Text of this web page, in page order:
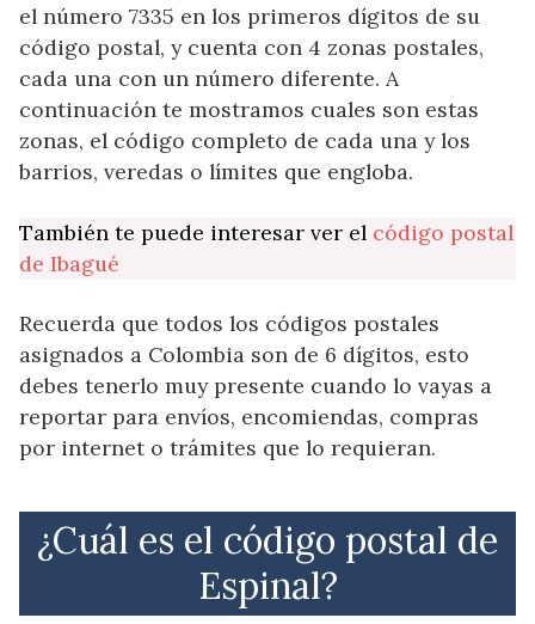
el número 7335 en los primeros dígitos de su
código postal, y cuenta con 4 zonas postales,
cada una con un número diferente. A
continuación te mostramos cuales son estas
zonas, el código completo de cada una y los
barrios, veredas o límites que engloba.
También te puede interesar ver el código postal
de Ibagué
Recuerda que todos los códigos postales
asignados a Colombia son de 6 dígitos, esto
debes tenerlo muy presente cuando lo vayas a
reportar para envíos, encomiendas, compras
por internet o trámites que lo requieran.
¿Cuál es el código postal de
Espinal?